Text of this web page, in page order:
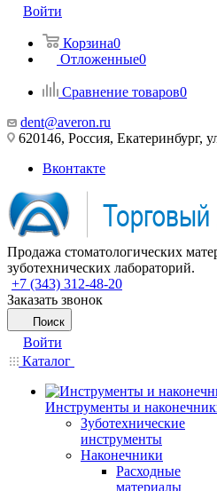
Войти
Корзина0
Отложенные0
Сравнение товаров0
dent@averon.ru
620146, Россия, Екатеринбург,
Вконтакте
Продажа стоматологических
зуботехнических лабораторий.
+7 (343) 312-48-20
Заказать звонок
Поиск
Войти
Каталог
Инструменты и
Зуботехнические
инструменты
Наконечники
Расходные
материалы